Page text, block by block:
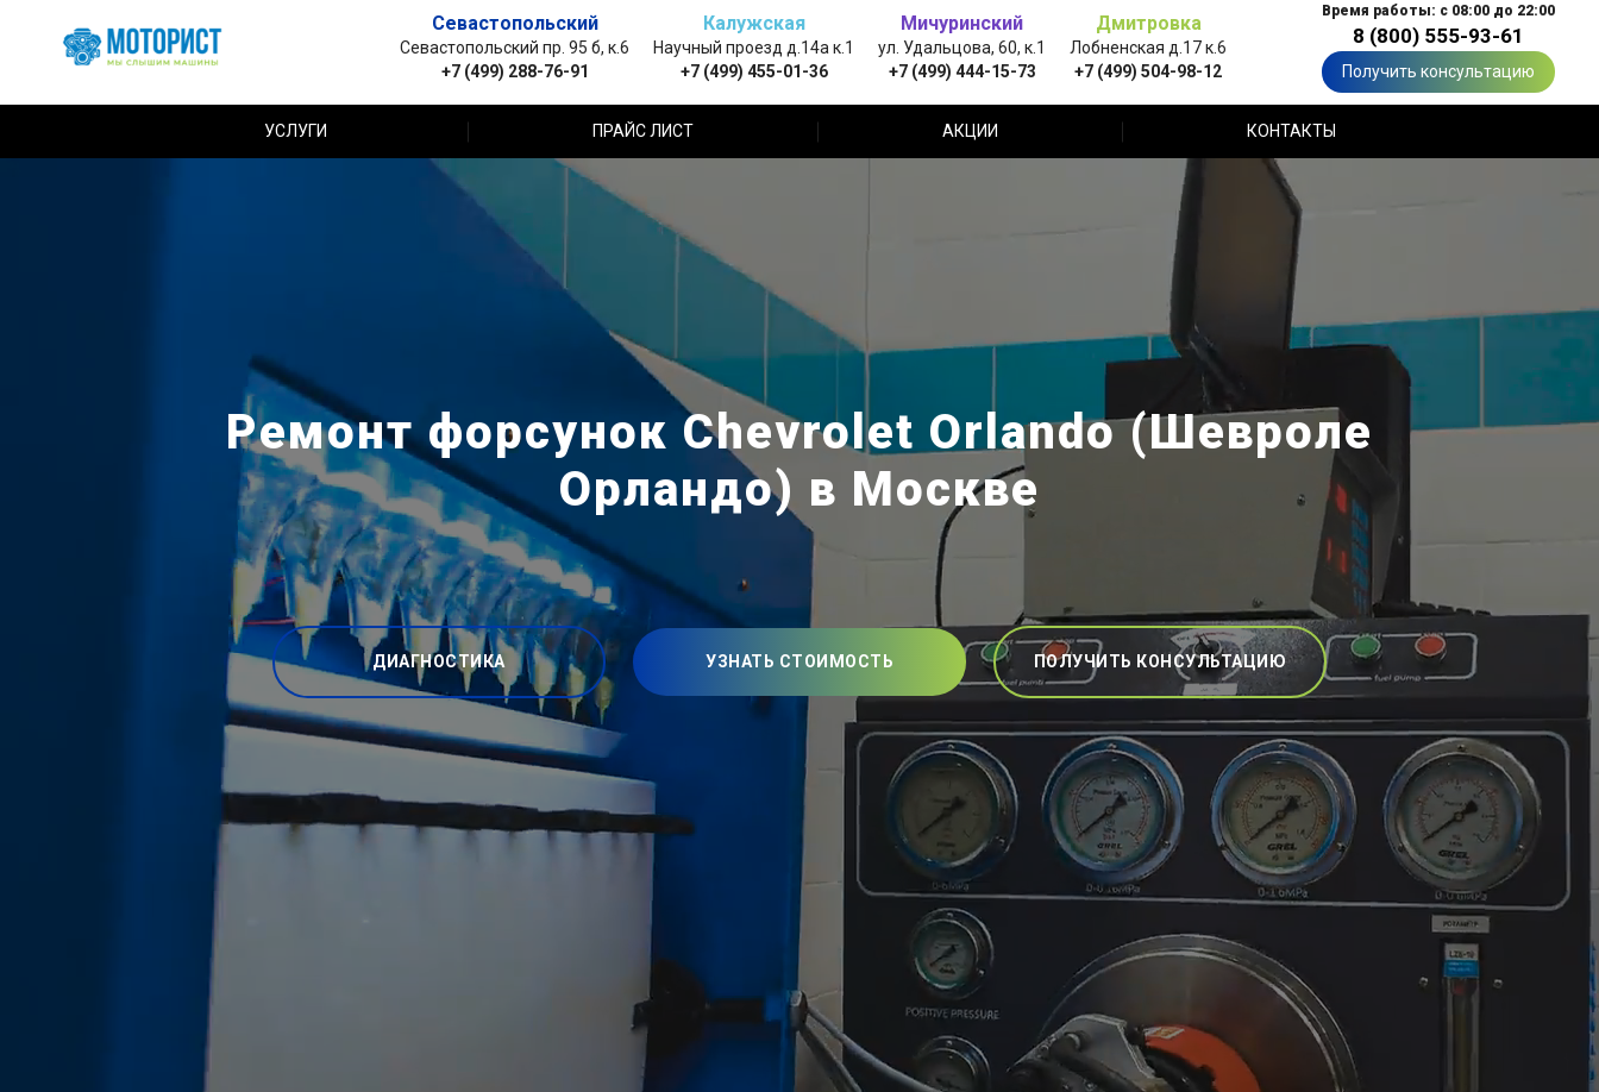
Севастопольский
Севастопольский пр. 95 б, к.6
+7 (499) 288-76-91
Калужская
Научный проезд д.14а к.1
+7 (499) 455-01-36
Мичуринский
ул. Удальцова, 60, к.1
+7 (499) 444-15-73
Дмитровка
Лобненская д.17 к.6
+7 (499) 504-98-12
Время работы: с 08:00 до 22:00
8 (800) 555-93-61
Получить консультацию
УСЛУГИ ПРАЙС ЛИСТ АКЦИИ КОНТАКТЫ
Ремонт форсунок Chevrolet Orlando (Шевроле
Орландо) в Москве
ДИАГНОСТИКА УЗНАТЬ СТОИМОСТЬ ПОЛУЧИТЬ КОНСУЛЬТАЦИЮ